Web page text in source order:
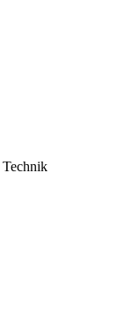
Technik